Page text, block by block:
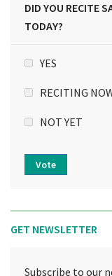
DID YOU RECITE
TODAY?
YES
RECITING
NOT YET
Vote
GET NEWSLETTER
Subscribe to our